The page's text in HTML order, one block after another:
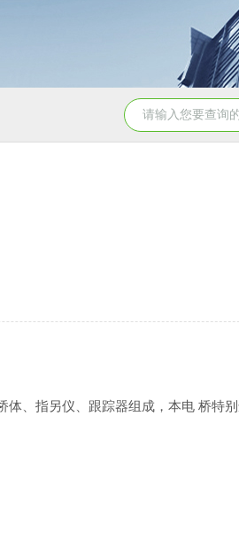
、指另仪、跟踪器组成，本电 桥特